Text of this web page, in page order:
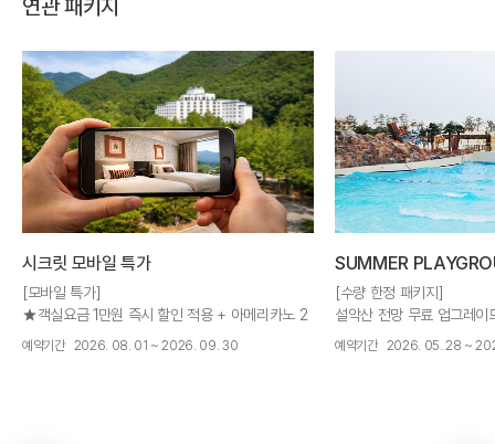
연관 패키지
시크릿 모바일 특가
[모바일 특가]
★객실요금 1만원 즉시 할인 적용 + 아메리카노 2
잔
예약기간 2026. 08. 01 ~ 2026. 09. 30
SUMMER
[수량 한정 패키지]
설악산 전망 무료 업그레
인 + TO-GO 치맥세트 +
예약기간 2026. 05. 28 ~